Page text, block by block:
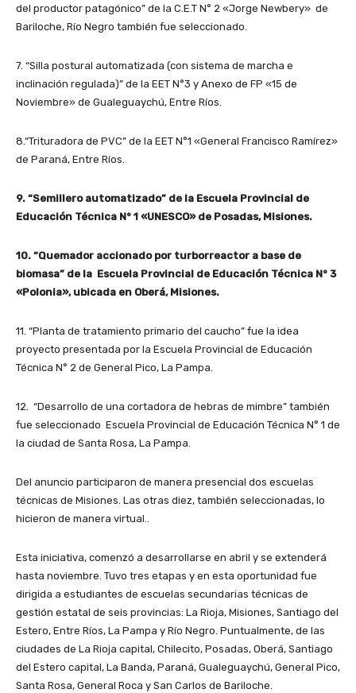
del productor patagónico” de la C.E.T N° 2 «Jorge Newbery» de
Bariloche, Río Negro también fue seleccionado.
7. “Silla postural automatizada (con sistema de marcha e
inclinación regulada)” de la EET N°3 y Anexo de FP «15 de
Noviembre» de Gualeguaychú, Entre Ríos.
8.“Trituradora de PVC” de la EET N°1 «General Francisco Ramírez»
de Paraná, Entre Ríos.
9. “Semillero automatizado” de la Escuela Provincial de
Educación Técnica N° 1 «UNESCO» de Posadas, Misiones.
10. “Quemador accionado por turborreactor a base de
biomasa” de la Escuela Provincial de Educación Técnica N° 3
«Polonia», ubicada en Oberá, Misiones.
11. “Planta de tratamiento primario del caucho” fue la idea
proyecto presentada por la Escuela Provincial de Educación
Técnica N° 2 de General Pico, La Pampa.
12. “Desarrollo de una cortadora de hebras de mimbre” también
fue seleccionado Escuela Provincial de Educación Técnica N° 1 de
la ciudad de Santa Rosa, La Pampa.
Del anuncio participaron de manera presencial dos escuelas
técnicas de Misiones. Las otras diez, también seleccionadas, lo
hicieron de manera virtual..
Esta iniciativa, comenzó a desarrollarse en abril y se extenderá
hasta noviembre. Tuvo tres etapas y en esta oportunidad fue
dirigida a estudiantes de escuelas secundarias técnicas de
gestión estatal de seis provincias: La Rioja, Misiones, Santiago del
Estero, Entre Ríos, La Pampa y Río Negro. Puntualmente, de las
ciudades de La Rioja capital, Chilecito, Posadas, Oberá, Santiago
del Estero capital, La Banda, Paraná, Gualeguaychú, General Pico,
Santa Rosa, General Roca y San Carlos de Bariloche.